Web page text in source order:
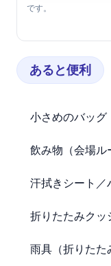
です。
あると便利
小さめのバッグ
飲み物（会場ル
汗拭きシート／
折りたたみクッ
雨具（折りたた